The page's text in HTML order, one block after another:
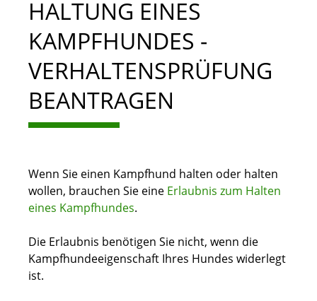
HALTUNG EINES
KAMPFHUNDES -
VERHALTENSPRÜFUNG
BEANTRAGEN
Wenn Sie einen Kampfhund halten oder halten
wollen, brauchen Sie eine Erlaubnis zum Halten
eines Kampfhundes.
Die Erlaubnis benötigen Sie nicht, wenn die
Kampfhundeeigenschaft Ihres Hundes widerlegt
ist.